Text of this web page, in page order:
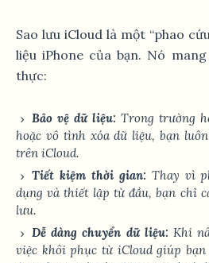
Sao lưu iCloud là một “phao
liệu iPhone của bạn. Nó
thực:
Bảo vệ dữ liệu: Trong trường
hoặc vô tình xóa dữ liệu, bạn
trên iCloud.
Tiết kiệm thời gian: Thay vì
dụng và thiết lập từ đầu, bạn chỉ
lưu.
Dễ dàng chuyển dữ liệu: Khi
việc khôi phục từ iCloud giúp